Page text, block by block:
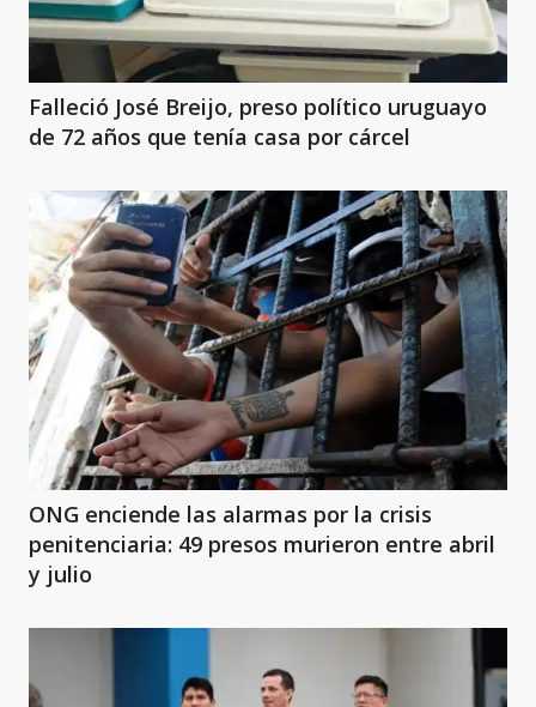
Falleció José Breijo, preso político uruguayo
de 72 años que tenía casa por cárcel
ONG enciende las alarmas por la crisis
penitenciaria: 49 presos murieron entre abril
y julio